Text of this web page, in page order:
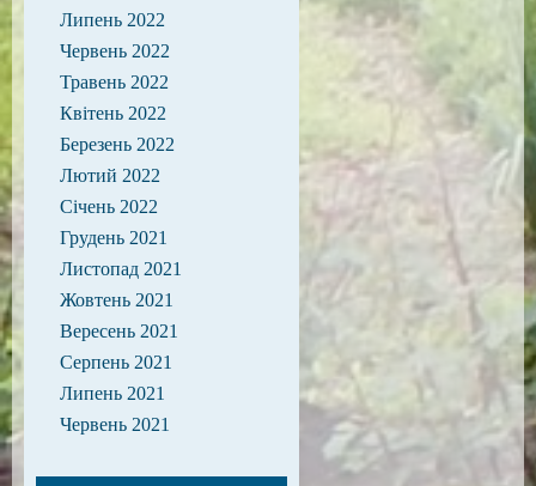
Липень 2022
Червень 2022
Травень 2022
Квітень 2022
Березень 2022
Лютий 2022
Січень 2022
Грудень 2021
Листопад 2021
Жовтень 2021
Вересень 2021
Серпень 2021
Липень 2021
Червень 2021